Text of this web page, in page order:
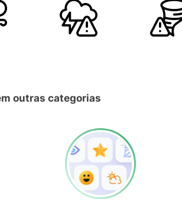
outras categorias